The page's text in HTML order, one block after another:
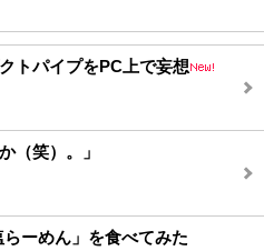
トパイプをPC上で妄想
（笑）。」
ーめん」を食べてみた